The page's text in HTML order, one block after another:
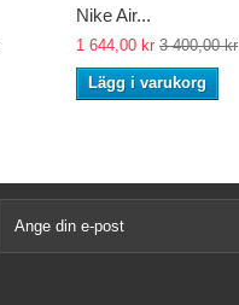
Nike Air...
1 644,00 kr 3 400,00 kr
Lägg i varukorg